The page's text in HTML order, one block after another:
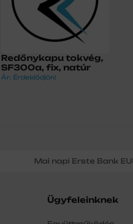
Redőnykapu tokvég,
SF300a, fix, natúr
Ár: Érdeklődjön!
Mai napi Erste Bank
Ügyfeleinknek